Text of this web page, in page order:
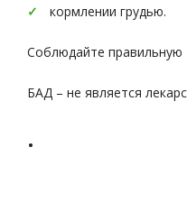
кормлении грудью.
Соблюдайте правильную
БАД – не является
.